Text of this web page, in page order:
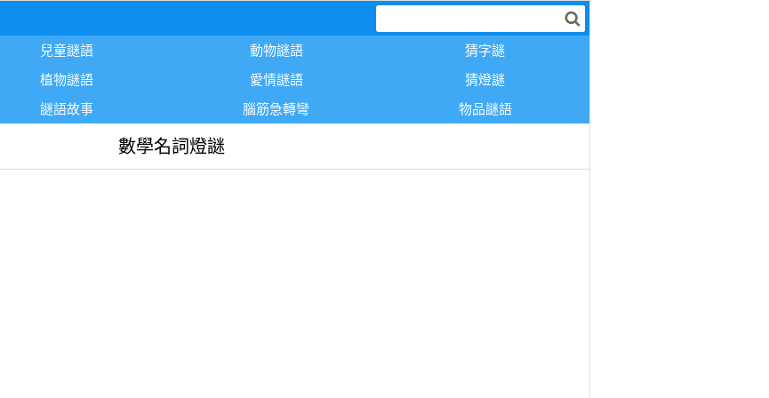
兒童謎語 動物謎語
猜字謎
植物謎語 愛情謎語
猜燈謎
謎語故事 腦筋急轉彎 物品謎語
數學名詞燈謎